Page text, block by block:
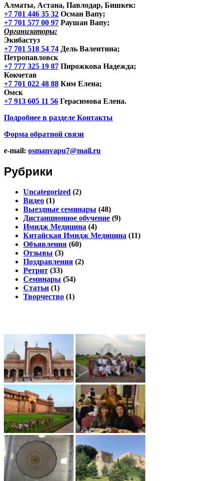
Алматы, Астана, Павлодар, Бишкек:
+7 701 446 35 32 Осман Вапу;
+7 701 577 00 97 Раушан Вапу;
Организаторы:
Экибастуз
+7 701 518 54 74 Дель Валентина;
Петропавловск
+7 777 325 19 87 Пирожкова Надежда;
Кокчетав
+7 701 022 48 88 Ким Елена;
Омск
+7 913 605 11 56 Герасимова Елена.
Подробнее в разделе Контакты
Форма обратной связи
e-mail: osmanvapu7@mail.ru
Рубрики
Uncategorized (2)
Видео (1)
Выездные семинары (48)
Дистанционное обучение (9)
Имидж Медицина (4)
Китайская Имидж Медицина (11)
Объявления (60)
Отзывы (3)
Поздравления (2)
Ретрит (33)
Семинары (54)
Статьи (1)
Творчество (1)